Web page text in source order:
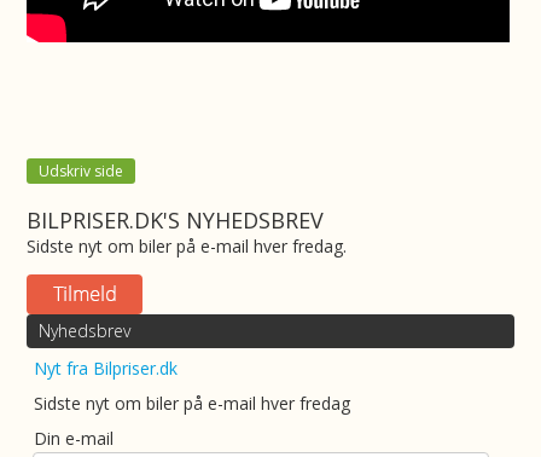
Udskriv side
BILPRISER.DK'S NYHEDSBREV
Sidste nyt om biler på e-mail hver fredag.
Nyhedsbrev
Nyt fra Bilpriser.dk
Sidste nyt om biler på e-mail hver fredag
Din e-mail